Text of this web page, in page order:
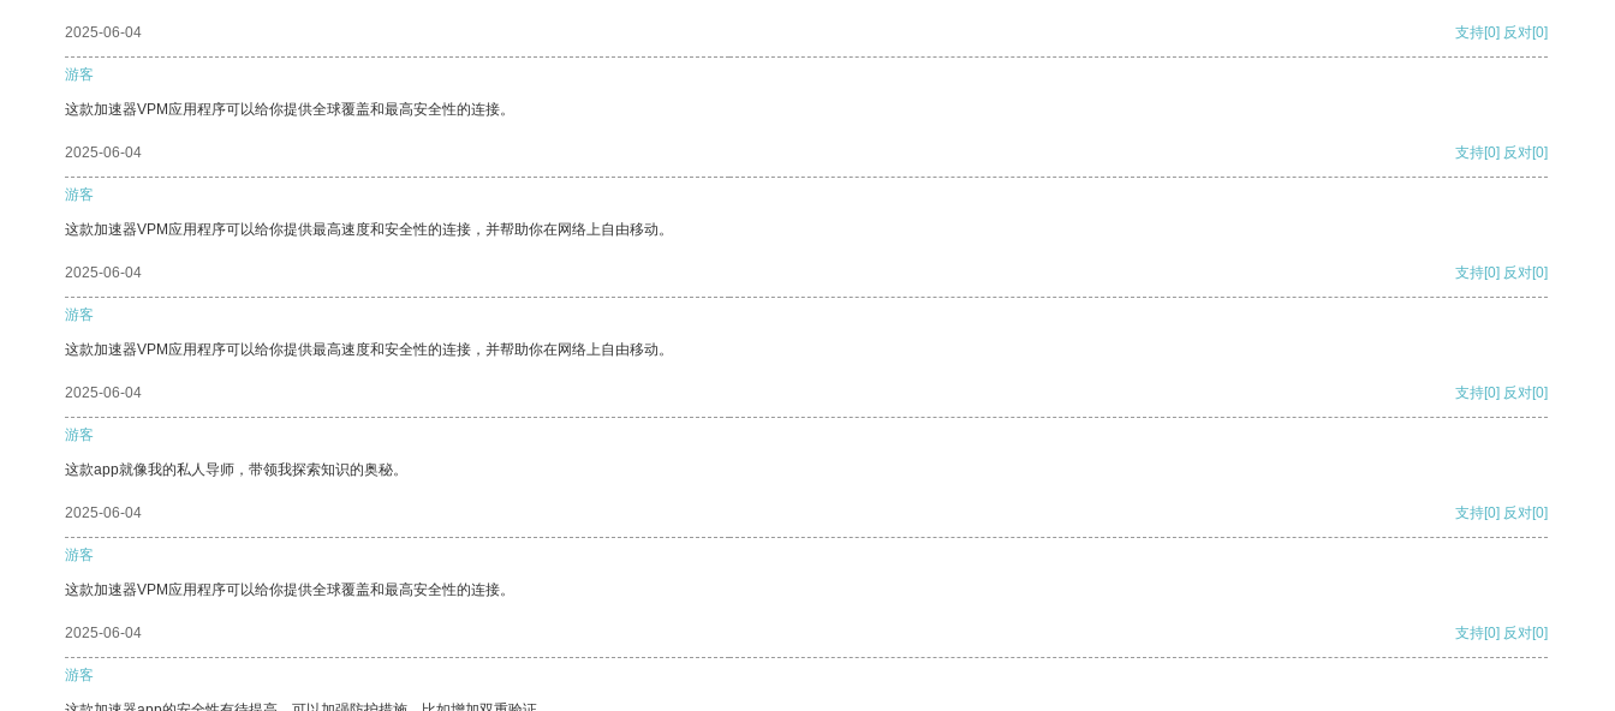
2025-06-04 支持[0] 反对[0]
游客
这款加速器VPM应用程序可以给你提供全球覆盖和最高安全性的连接。
2025-06-04 支持[0] 反对[0]
游客
这款加速器VPM应用程序可以给你提供最高速度和安全性的连接，并帮助你在网络上自由移动。
2025-06-04 支持[0] 反对[0]
游客
这款加速器VPM应用程序可以给你提供最高速度和安全性的连接，并帮助你在网络上自由移动。
2025-06-04 支持[0] 反对[0]
游客
这款app就像我的私人导师，带领我探索知识的奥秘。
2025-06-04 支持[0] 反对[0]
游客
这款加速器VPM应用程序可以给你提供全球覆盖和最高安全性的连接。
2025-06-04 支持[0] 反对[0]
游客